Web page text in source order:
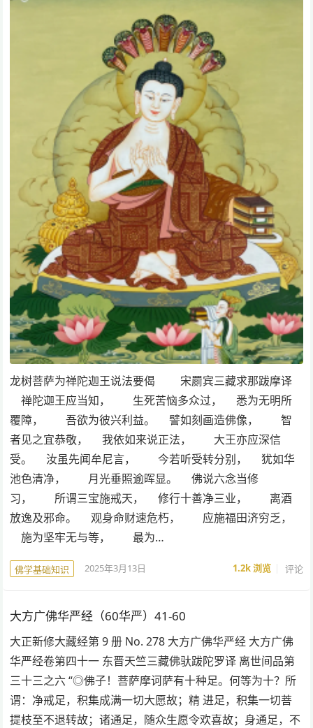
龙树菩萨为禅陀迦王说法要偈 宋罽宾三藏求那跋摩译
禅陀迦王应当知， 生死苦恼多众过， 悉为无明所
覆障， 吾欲为彼兴利益。 譬如刻画造佛像， 智
者见之宜恭敬， 我依如来说正法， 大王亦应深信
受。 汝虽先闻牟尼言， 今若听受转分别， 犹如华
池色清净， 月光垂照逾晖显。 佛说六念当修
习， 所谓三宝施戒天， 修行十善净三业， 离酒
放逸及邪命。 观身命财速危朽， 应施福田济穷乏，
施为坚牢无与等， 最为…
佛学基础知识 2025年3月13日 1.2k浏览 评论
大方广佛华严经（60华严）41-60
大正新修大藏经第 9 册 No. 278 大方广佛华严经 大方广佛
华严经卷第四十一 东晋天竺三藏佛驮跋陀罗译 离世间品第
三十三之六 “◎佛子！菩萨摩诃萨有十种足。何等为十？所
谓：净戒足，积集成满一切大愿故；精 进足，积集一切菩
提枝至不退转故；诸通足，随众生愿令欢喜故；身通足，不